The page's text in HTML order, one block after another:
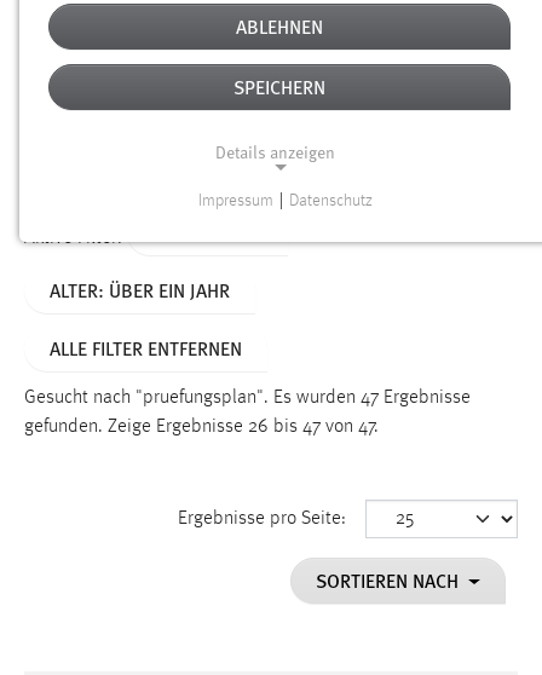
Erstellungsdatum
Alter
Aktive Filter:
ALTER: ÜBER EIN JAHR
ALLE FILTER ENTFERNEN
Gesucht nach "pruefungsplan". Es wurden 47 Ergebnisse
gefunden. Zeige Ergebnisse 26 bis 47 von 47.
Ergebnisse pro Seite:
SORTIEREN NACH
ABLEHNEN
SPEICHERN
Details anzeigen
Funktionen und sind für die einwandfreie Funktion der
Name:
Dieser Cookie speichert die ausgewählten Einverständnis-
Impressum Datenschutz